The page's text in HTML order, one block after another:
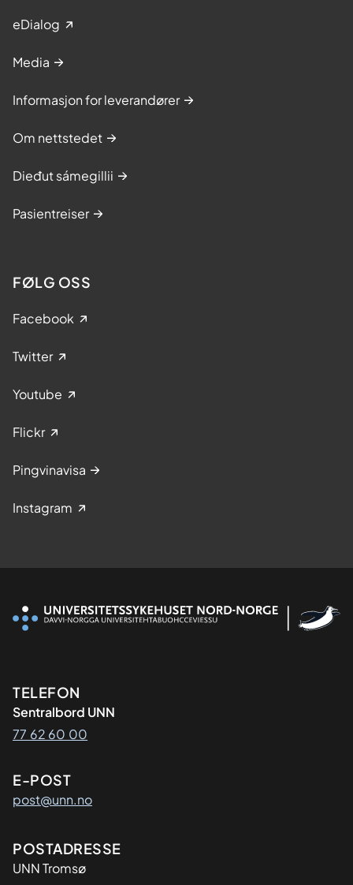
eDialog
Media
Informasjon for leverandører
Om nettstedet
Dieđut sámegillii
Pasientreiser
FØLG OSS
Facebook
Twitter
Youtube
Flickr
Pingvinavisa
Instagram
Kontaktinformasjon
TELEFON
Sentralbord UNN
77 62 60 00
E-POST
post@unn.no
Adresse
POSTADRESSE
UNN Tromsø